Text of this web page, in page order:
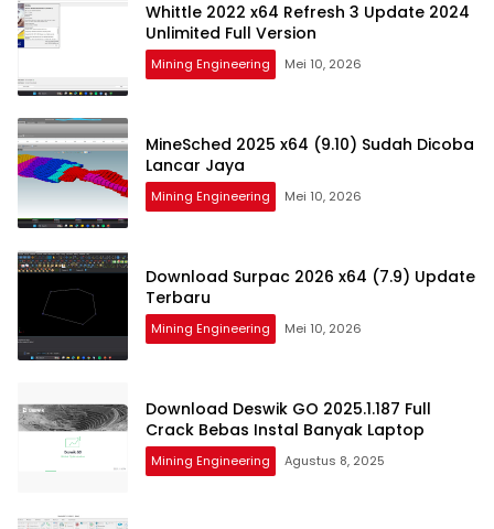
Whittle 2022 x64 Refresh 3 Update 2024
Unlimited Full Version
Mining Engineering Mei 10, 2026
MineSched 2025 x64 (9.10) Sudah Dicoba
Lancar Jaya
Mining Engineering Mei 10, 2026
Download Surpac 2026 x64 (7.9) Update
Terbaru
Mining Engineering Mei 10, 2026
Download Deswik GO 2025.1.187 Full
Crack Bebas Instal Banyak Laptop
Mining Engineering Agustus 8, 2025